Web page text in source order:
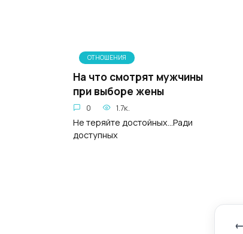
ОТНОШЕНИЯ
На что смотрят мужчины
при выборе жены
0 1.7к.
Не теряйте достойных...Ради
доступных